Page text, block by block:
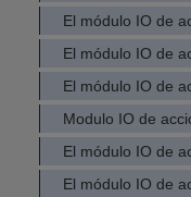
El módulo IO de
El módulo IO de
El módulo IO de
Modulo IO de
El módulo IO de
El módulo IO de